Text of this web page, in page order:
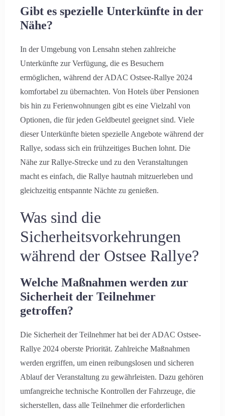
Gibt es spezielle Unterkünfte in der
Nähe?
In der Umgebung von Lensahn stehen zahlreiche
Unterkünfte zur Verfügung, die es Besuchern
ermöglichen, während der ADAC Ostsee-Rallye 2024
komfortabel zu übernachten. Von Hotels über Pensionen
bis hin zu Ferienwohnungen gibt es eine Vielzahl von
Optionen, die für jeden Geldbeutel geeignet sind. Viele
dieser Unterkünfte bieten spezielle Angebote während der
Rallye, sodass sich ein frühzeitiges Buchen lohnt. Die
Nähe zur Rallye-Strecke und zu den Veranstaltungen
macht es einfach, die Rallye hautnah mitzuerleben und
gleichzeitig entspannte Nächte zu genießen.
Was sind die
Sicherheitsvorkehrungen
während der Ostsee Rallye?
Welche Maßnahmen werden zur
Sicherheit der Teilnehmer
getroffen?
Die Sicherheit der Teilnehmer hat bei der ADAC Ostsee-
Rallye 2024 oberste Priorität. Zahlreiche Maßnahmen
werden ergriffen, um einen reibungslosen und sicheren
Ablauf der Veranstaltung zu gewährleisten. Dazu gehören
umfangreiche technische Kontrollen der Fahrzeuge, die
sicherstellen, dass alle Teilnehmer die erforderlichen
Anreise